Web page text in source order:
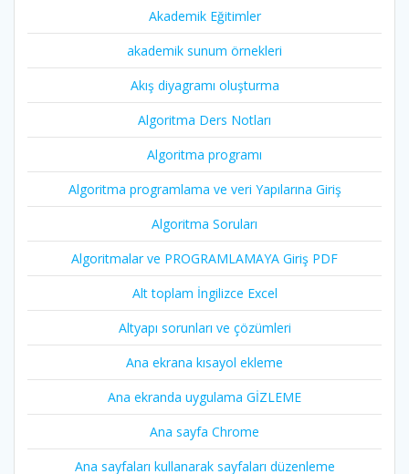
Akademik Eğitimler
akademik sunum örnekleri
Akış diyagramı oluşturma
Algoritma Ders Notları
Algoritma programı
Algoritma programlama ve veri Yapılarına Giriş
Algoritma Soruları
Algoritmalar ve PROGRAMLAMAYA Giriş PDF
Alt toplam İngilizce Excel
Altyapı sorunları ve çözümleri
Ana ekrana kısayol ekleme
Ana ekranda uygulama GİZLEME
Ana sayfa Chrome
Ana sayfaları kullanarak sayfaları düzenleme